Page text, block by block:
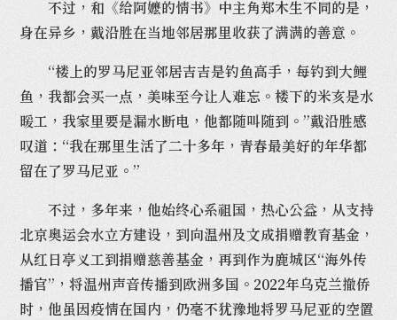
不过，和《给阿嬷的情书》中主角郑木生不同的是，
身在异乡，戴沿胜在当地邻居那里收获了满满的善意。
“楼上的罗马尼亚邻居吉吉是钓鱼高手，每钓到大鲤
鱼，我都会买一点，美味至今让人难忘。楼下的米亥是水
暖工，我家里要是漏水断电，他都随叫随到。”戴沿胜感
叹道：“我在那里生活了二十多年，青春最美好的年华都
留在了罗马尼亚。”
不过，多年来，他始终心系祖国，热心公益，从支持
北京奥运会水立方建设，到向温州及文成捐赠教育基金，
从红日亭义工到捐赠慈善基金，再到作为鹿城区“海外传
播官”，将温州声音传播到欧洲多国。2022年乌克兰撤侨
时，他虽因疫情在国内，仍毫不犹豫地将罗马尼亚的空置